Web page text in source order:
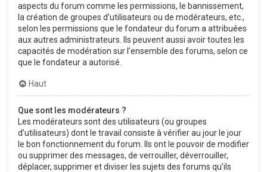
aspects du forum comme les permissions, le bannissement,
la création de groupes d’utilisateurs ou de modérateurs, etc.,
selon les permissions que le fondateur du forum a attribuées
aux autres administrateurs. Ils peuvent aussi avoir toutes les
capacités de modération sur l’ensemble des forums, selon ce
que le fondateur a autorisé.
Haut
Que sont les modérateurs ?
Les modérateurs sont des utilisateurs (ou groupes
d’utilisateurs) dont le travail consiste à vérifier au jour le jour
le bon fonctionnement du forum. Ils ont le pouvoir de modifier
ou supprimer des messages, de verrouiller, déverrouiller,
déplacer, supprimer et diviser les sujets des forums qu’ils